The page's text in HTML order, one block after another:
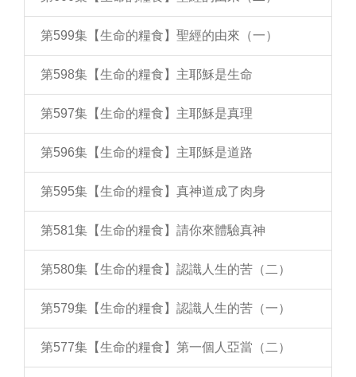
第599集【生命的糧食】聖經的由來（一）
第598集【生命的糧食】主耶穌是生命
第597集【生命的糧食】主耶穌是真理
第596集【生命的糧食】主耶穌是道路
第595集【生命的糧食】真神道成了肉身
第581集【生命的糧食】請你來體驗真神
第580集【生命的糧食】認識人生的苦（二）
第579集【生命的糧食】認識人生的苦（一）
第577集【生命的糧食】第一個人亞當（二）